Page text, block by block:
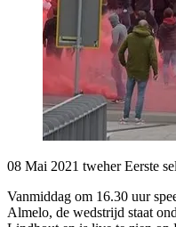
08 Mai 2021 tweherEerste
Vanmiddag om 16.30 uur
Almelo, de wedstrijd staat